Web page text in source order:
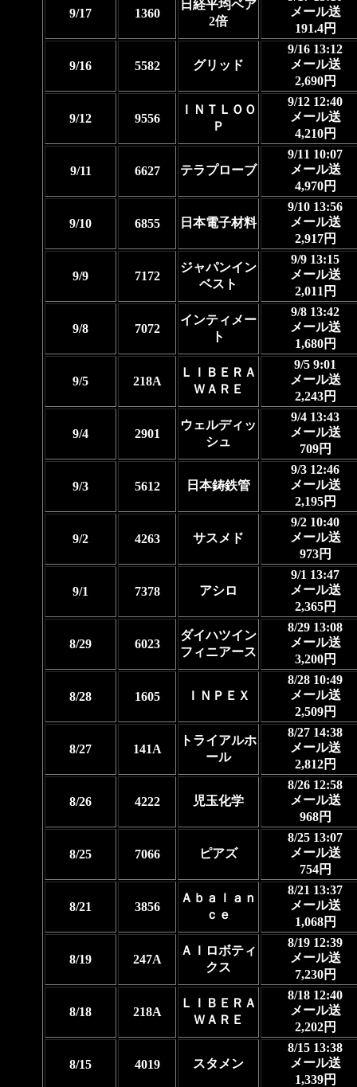
9/17 1360
日経平均ベア
2倍
メール送
191.4円
9/16 5582 グリッド
9/16 13:12
メール送
2,690円
9/12 9556
ＩＮＴＬＯＯ
Ｐ
9/12 12:40
メール送
4,210円
9/11 6627 テラプローブ
9/11 10:07
メール送
4,970円
9/10 6855 日本電子材料
9/10 13:56
メール送
2,917円
9/9 7172
ジャパンイン
ベスト
9/9 13:15
メール送
2,011円
9/8 7072
インティメー
ト
9/8 13:42
メール送
1,680円
9/5 218A
ＬＩＢＥＲＡ
ＷＡＲＥ
9/5 9:01
メール送
2,243円
9/4 2901
ウェルディッ
シュ
9/4 13:43
メール送
709円
9/3 5612 日本鋳鉄管
9/3 12:46
メール送
2,195円
9/2 4263 サスメド
9/2 10:40
メール送
973円
9/1 7378 アシロ
9/1 13:47
メール送
2,365円
8/29 6023
ダイハツイン
フィニアース
8/29 13:08
メール送
3,200円
8/28 1605 ＩＮＰＥＸ
8/28 10:49
メール送
2,509円
8/27 141A
トライアルホ
ール
8/27 14:38
メール送
2,812円
8/26 4222 児玉化学
8/26 12:58
メール送
968円
8/25 7066 ピアズ
8/25 13:07
メール送
754円
8/21 3856
Ａｂａｌａｎ
ｃｅ
8/21 13:37
メール送
1,068円
8/19 247A
ＡＩロボティ
クス
8/19 12:39
メール送
7,230円
8/18 218A
ＬＩＢＥＲＡ
ＷＡＲＥ
8/18 12:40
メール送
2,202円
8/15 4019 スタメン
8/15 13:38
メール送
1,339円